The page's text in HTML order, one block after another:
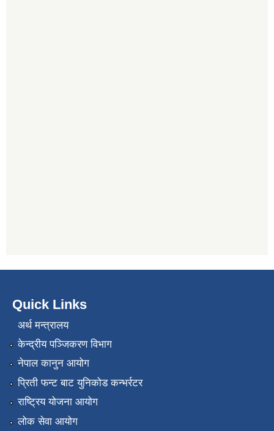
Quick Links
अर्थ मन्त्रालय
केन्द्रीय पञ्जिकरण विभाग
नेपाल कानुन आयोग
प्रिती फन्ट बाट युनिकोड कन्भर्रटर
राष्ट्रिय योजना आयोग
लोक सेवा आयोग